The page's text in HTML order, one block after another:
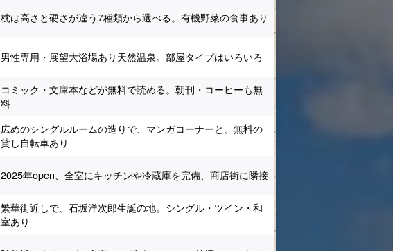
枕は高さと硬さが違う7種類から選べる。有機野菜の食事あり
男性専用・展望大浴場あり天然温泉。部屋タイプはいろいろ
コミック・文庫本などが無料で読める。朝刊・コーヒーも無
料
広めのシングルルームの造りで、マンガコーナーと、無料の
貸し自転車あり
2025年open、全室にキッチンや冷蔵庫を完備、商店街に隣接
繁華街近しで、石坂洋次郎生誕の地。シングル・ツイン・和
室あり